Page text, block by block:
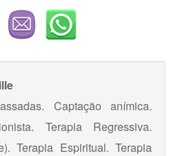
Captação anímica.
Terapia Regressiva.
Terapia Espiritual. Terapia